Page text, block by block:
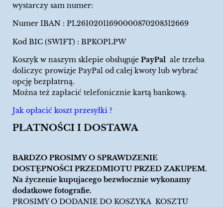
wystarczy sam numer:
Numer IBAN : PL26102011690000870208512669
Kod BIC (SWIFT) : BPKOPLPW
Koszyk w naszym sklepie obsługuje PayPal ale trzeba
doliczyc prowizje PayPal od całej kwoty lub wybrać
opcję bezpłatrną.
Można też zapłacić telefonicznie kartą bankową.
Jak opłacić koszt przesyłki ?
PŁATNOŚCI I DOSTAWA
BARDZO PROSIMY O SPRAWDZENIE
DOSTĘPNOŚCI PRZEDMIOTU PRZED ZAKUPEM.
Na życzenie kupujacego bezwłocznie wykonamy
dodatkowe fotografie.
PROSIMY O DODANIE DO KOSZYKA KOSZTU